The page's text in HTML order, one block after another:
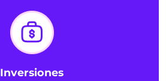
Inversiones